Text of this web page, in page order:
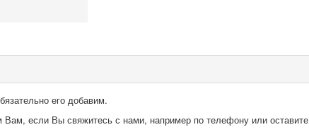
его добавим.
если Вы свяжитесь с нами, например по телефону или оставите